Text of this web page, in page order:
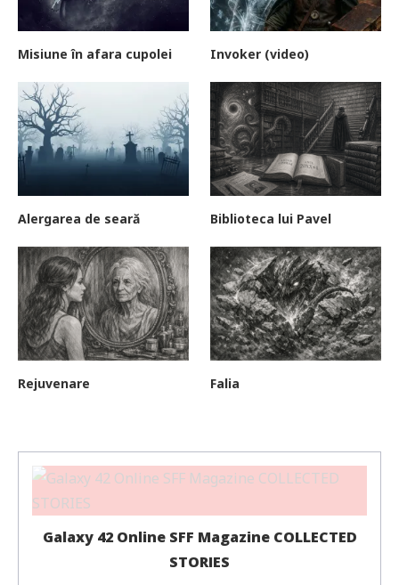
Misiune în afara cupolei Invoker (video)
Alergarea de seară Biblioteca lui Pavel
Rejuvenare Falia
Galaxy 42 Online SFF Magazine COLLECTED
STORIES